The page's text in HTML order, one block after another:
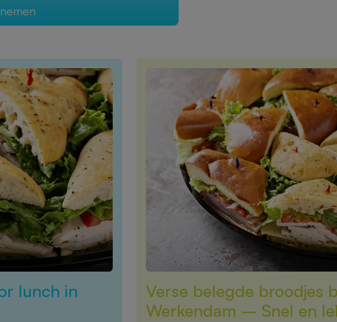
lunch in
Verse belegde broodjes
Werkendam – Snel en